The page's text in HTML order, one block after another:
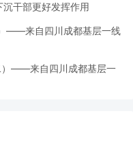
沉干部更好发挥作用
——来自四川成都基层一线
）——来自四川成都基层一